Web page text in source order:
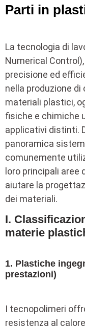
Parti in
La tecnologia di
Numerical
precisione ed
nella produzione
materiali plastici,
fisiche e chimiche
applicativi distinti.
panoramica
comunemente
loro principali aree
aiutare la
dei materiali.
I.
materie
1. Plastiche
prestazioni)
I tecnopolimeri
resistenza al